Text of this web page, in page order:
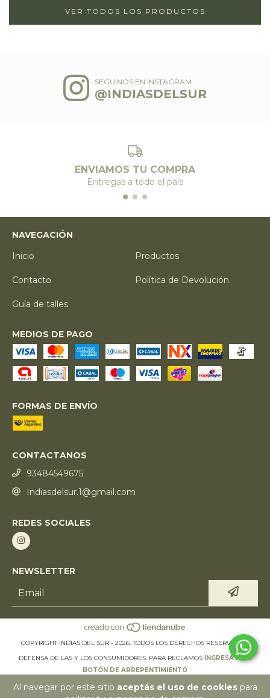
Al navegar por este sitio aceptás el uso de cookiespara
VER TODOS LOS PRODUCTOS
SEGUINOS EN INSTAGRAM
@INDIASDELSUR
ENVIAMOS TU COMPRA
Entregas a todo el país
NAVEGACIÓN
Inicio
Productos
Contacto Política de Devolución
Guía de talles
MEDIOS DE PAGO
FORMAS DE ENVÍO
CONTACTANOS
93484549675
Indiasdelsur.1@gmail.com
REDES SOCIALES
NEWSLETTER
COPYRIGHT INDIAS DEL SUR - 2026. TODOS LOS DERECHOS RESERVADOS.
DEFENSA DE LAS Y LOS CONSUMIDORES. PARA RECLAMOS
INGRESÁ ACÁ.
BOTÓN DE ARREPENTIMIENTO